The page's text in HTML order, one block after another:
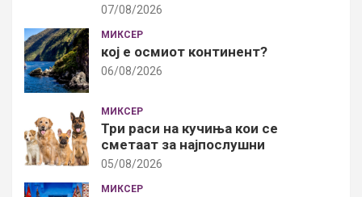
07/08/2026
МИКСЕР
кој е осмиот континент?
06/08/2026
МИКСЕР
Три раси на кучиња кои се
сметаат за најпослушни
05/08/2026
МИКСЕР